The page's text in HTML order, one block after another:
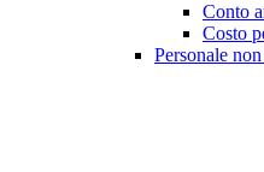
Conto
Costo
Personale